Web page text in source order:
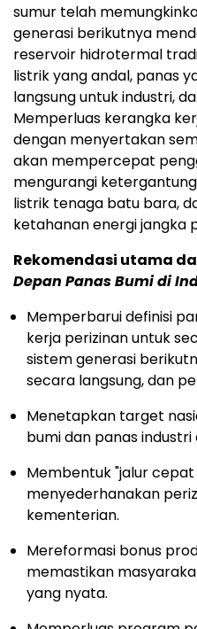
sumur telah
generasi berikutnya
reservoir hidrotermal
listrik yang andal, panas
langsung untuk industri,
Memperluas kerangka
dengan menyertakan
akan mempercepat
mengurangi
listrik tenaga batu bara,
ketahanan energi jangka
Rekomendasi utama
Depan Panas Bumi di
Memperbarui definisi
kerja perizinan untuk
sistem generasi
secara langsung, dan
Menetapkan target
bumi dan panas
Membentuk "jalur
menyederhanakan
kementerian.
Mereformasi bonus
memastikan
yang nyata.